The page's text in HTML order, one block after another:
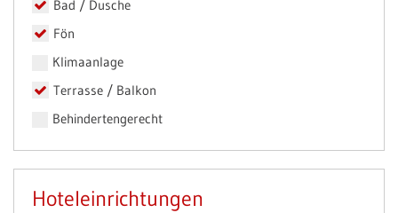
Bad / Dusche
Fön
Klimaanlage
Terrasse / Balkon
Behindertengerecht
Hoteleinrichtungen